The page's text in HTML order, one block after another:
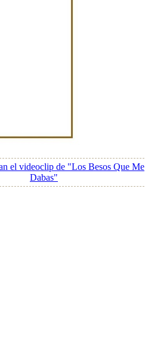
el videoclip de "Los Besos Que Me
Dabas"